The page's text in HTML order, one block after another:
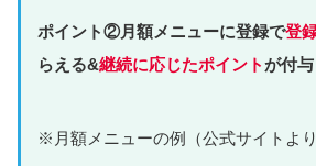
ポイント②月額メニューに登録で登
らえる&継続に応じたポイントが付与
※月額メニューの例（公式サイトより